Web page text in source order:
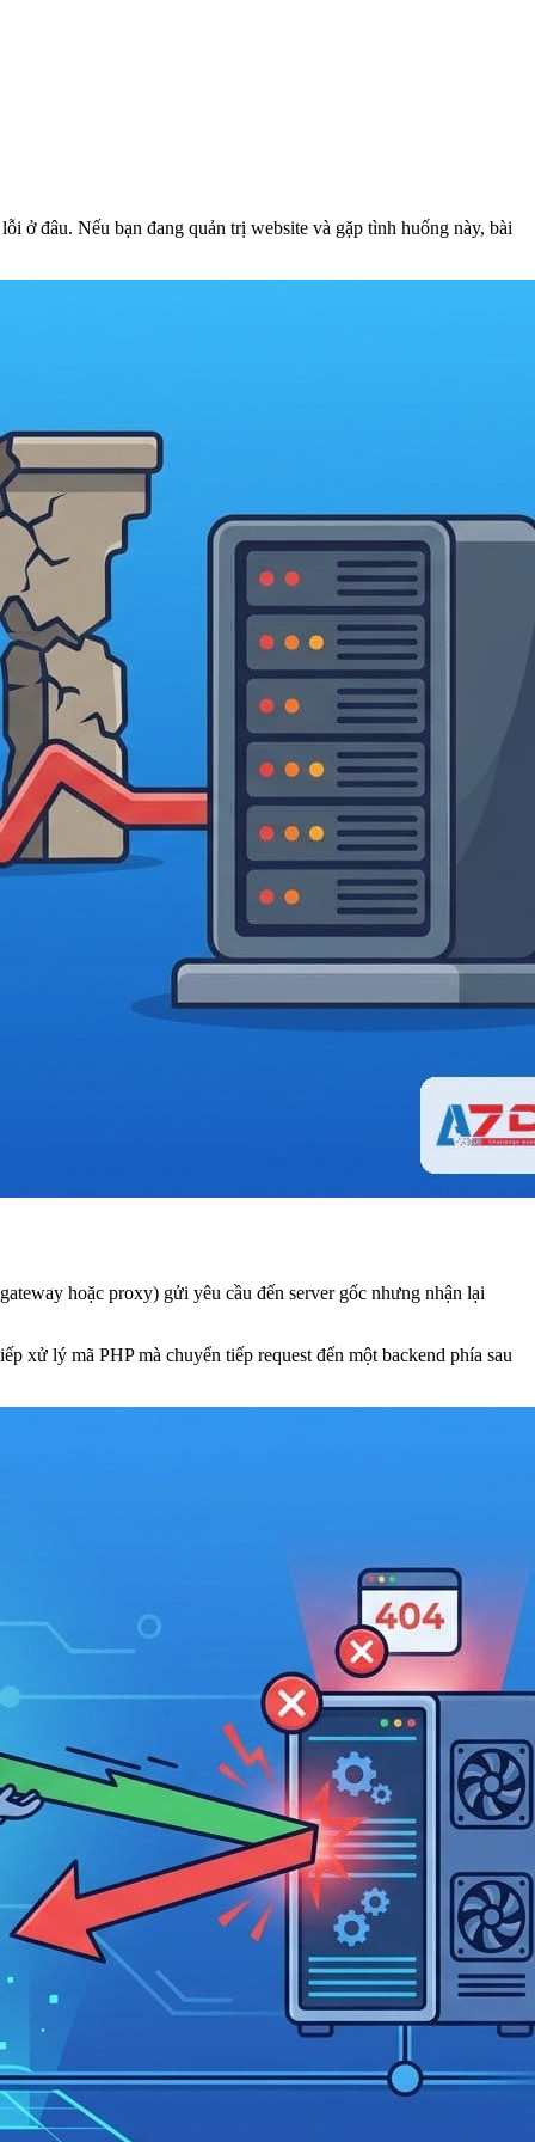
ở đâu. Nếu bạn đang quản trị website và gặp tình huống này, bài
hoặc proxy) gửi yêu cầu đến server gốc nhưng nhận lại
xử lý mã PHP mà chuyển tiếp request đến một backend phía sau